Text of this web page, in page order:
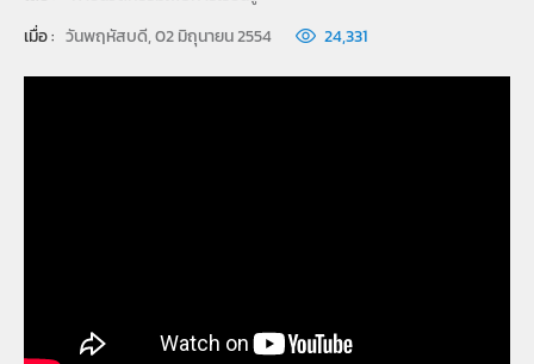
เมื่อ : วันพฤหัสบดี, 02 มิถุนายน 2554 24,331